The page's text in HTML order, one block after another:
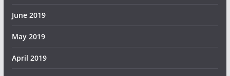
June 2019
May 2019
April 2019